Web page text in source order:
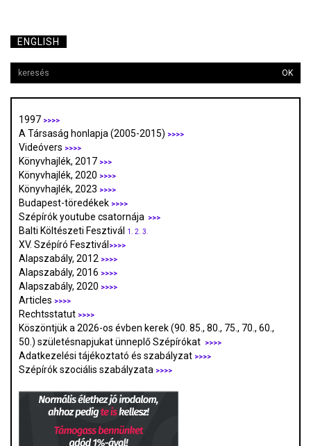
ENGLISH
OK
1997 >>>>
A Társaság honlapja (2005-2015) >>>>
Videóvers >>>>
Könyvhajlék, 2017 >>>
Könyvhajlék, 2020 >>>>
Könyvhajlék, 2023 >>>>
Budapest-töredékek >>>>
Szépírók youtube csatornája >>>
Balti Költészeti Fesztivál 1. 2. 3.
XV. Szépíró Fesztivál >>>>
Alapszabály, 2012 >>>>
Alapszabály, 2016 >>>>
Alapszabály, 2020 >>>>
Articles >>>>
Rechtsstatut >>>>
Köszöntjük a 2026-os évben kerek (90. 85., 80., 75., 70., 60.,
50.) születésnapjukat ünneplő Szépírókat
>>>>
Adatkezelési tájékoztató és szabályzat >>>>
Szépírók szociális szabályzata >>>>